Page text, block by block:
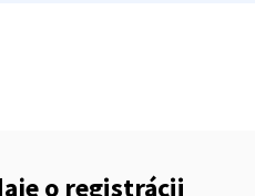
o registrácii